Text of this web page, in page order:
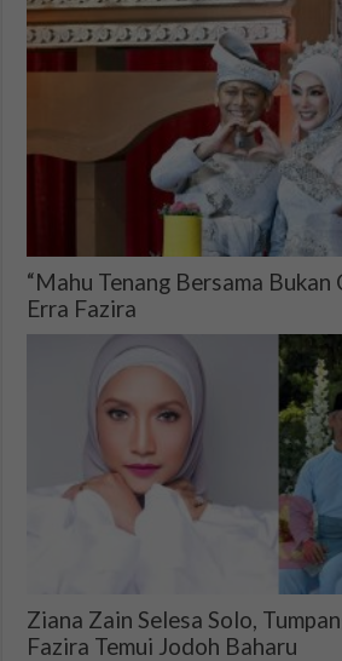
“Mahu Tenang Bersama Bukan
Erra Fazira
Ziana Zain Selesa Solo,
Fazira Temui Jodoh Baharu